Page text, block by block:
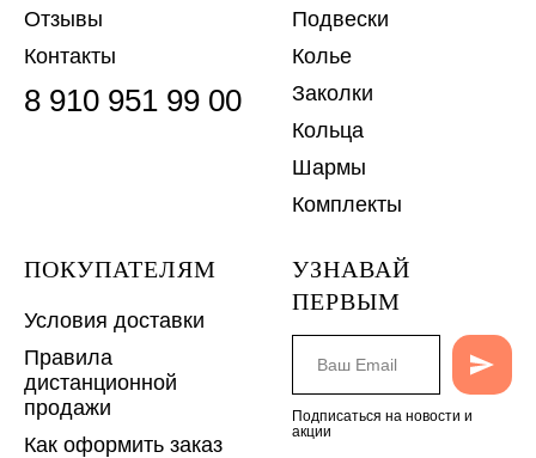
Отзывы
Контакты
8 910 951 99 00
Подвески
Колье
Заколки
Кольца
Шармы
Комплекты
ПОКУПАТЕЛЯМ
Условия доставки
Правила
дистанционной
продажи
Как оформить заказ
УЗНАВАЙ
ПЕРВЫМ
Подписаться на новости и
акции